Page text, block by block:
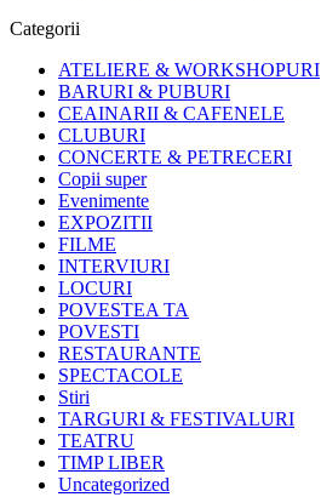
Categorii
ATELIERE & WORKSHOPURI
BARURI & PUBURI
CEAINARII & CAFENELE
CLUBURI
CONCERTE & PETRECERI
Copii super
Evenimente
EXPOZITII
FILME
INTERVIURI
LOCURI
POVESTEA TA
POVESTI
RESTAURANTE
SPECTACOLE
Stiri
TARGURI & FESTIVALURI
TEATRU
TIMP LIBER
Uncategorized